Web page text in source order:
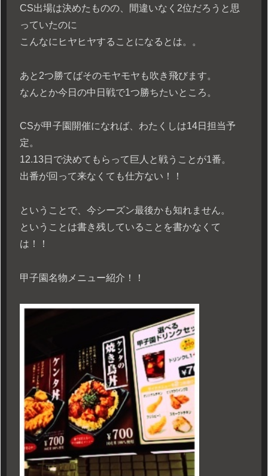
CS出場は決めたものの、間違いなく2位だろうと思
っていたのに
こんなにヒヤヒヤすることになるとは。。
あと2つ勝てばそのモヤモヤも吹き飛びます。
なんとか今日の中日戦で1つ勝ちたいところ。
CSが甲子園開催になれば、わたくしは14日担当予
定。
12.13日で決めてもらって巨人と戦うことが1番。
出番が回って来なくても仕方ない！！
ということで、今シーズン最後かも知れません。
ということは書き残していることを書かなくて
は！！
甲子園名物メニュー紹介！！